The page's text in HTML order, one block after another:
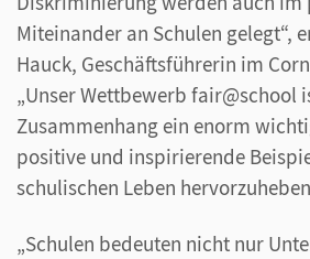
Miteinander an Schulen gelegt“,
Hauck, Geschäftsführerin im
„Unser Wettbewerb fair@school
Zusammenhang ein enorm
positive und inspirierende
schulischen Leben
„Schulen bedeuten nicht nur